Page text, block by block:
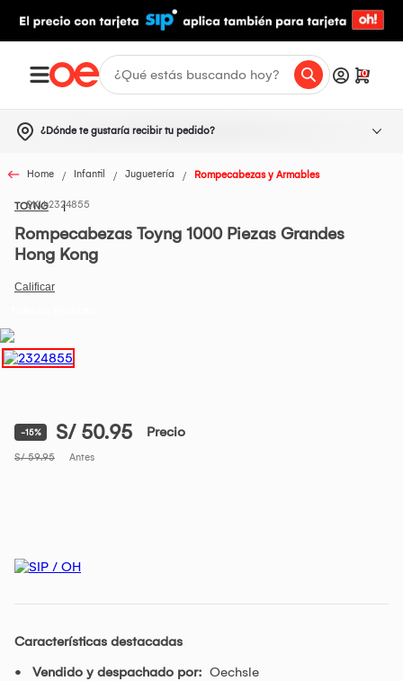
0
¿Dónde te gustaría recibir tu pedido?
Home Infantil Juguetería Rompecabezas y Armables
TOYNG2324855
Rompecabezas Toyng 1000 Piezas Grandes
Hong Kong
-15% S/ 50.95 Precio
S/ 59.95 Antes
Características destacadas
Vendido y despachado por: Oechsle